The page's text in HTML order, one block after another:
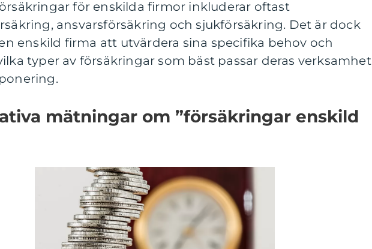
för enskilda firmor inkluderar oftast
ansvarsförsäkring och sjukförsäkring. Det är dock
enskild firma att utvärdera sina specifika behov och
typer av försäkringar som bäst passar deras verksamhet
mätningar om ”försäkringar enskild